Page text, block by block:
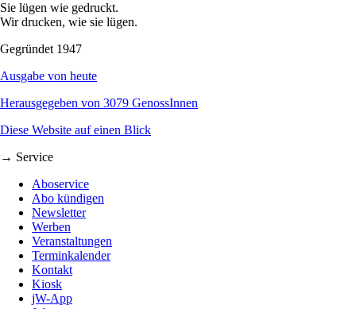
Sie lügen wie gedruckt.
Wir drucken, wie sie lügen.
Gegründet 1947
Ausgabe von heute
Herausgegeben von 3079 GenossInnen
Diese Website auf einen Blick
→ Service
Aboservice
Abo kündigen
Newsletter
Werben
Veranstaltungen
Terminkalender
Kontakt
Kiosk
jW-App